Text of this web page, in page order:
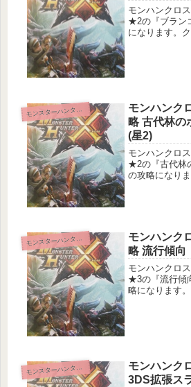
モンハンクロ
★2の『ブラン
になります。
モ ンスターハンタークロス
モンハンク
略 古代林の
(星2)
モンハンクロ
★2の『古代林
の攻略になり
5...
モ ンスターハンタークロス
モンハンク
略 流行傾向
モンハンクロ
★3の『流行傾
略になります
モ ンスターハンタークロス
モンハンク
3DS拡張ス